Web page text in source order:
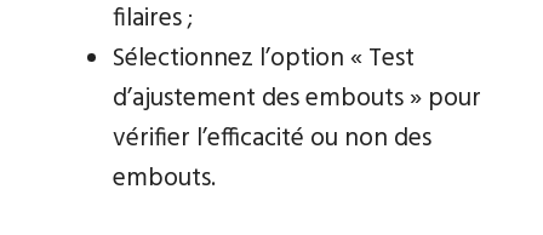
filaires ;
Sélectionnez l’option « Test
d’ajustement des embouts » pour
vérifier l’efficacité ou non des
embouts.